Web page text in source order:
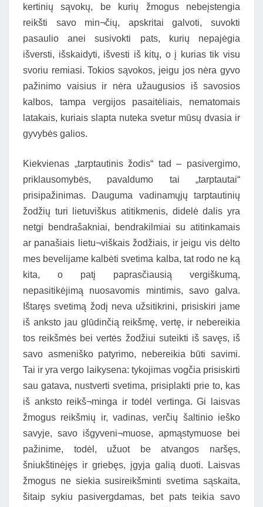
kertinių sąvokų, be kurių žmogus nebeįstengia
reikšti savo min¬čių, apskritai galvoti, suvokti
pasaulio anei susivokti pats, kurių nepajėgia
išversti, išskaidyti, išvesti iš kitų, o į kurias tik visu
svoriu remiasi. Tokios sąvokos, jeigu jos nėra gyvo
pažinimo vaisius ir nėra užaugusios iš savosios
kalbos, tampa vergijos pasaitėliais, nematomais
latakais, kuriais slapta nuteka svetur mūsų dvasia ir
gyvybės galios.
Kiekvienas „tarptautinis žodis“ tad – pasivergimo,
priklausomybės, pavaldumo tai „tarptautai“
prisipažinimas. Dauguma vadinamųjų tarptautinių
žodžių turi lietuviškus atitikmenis, didelė dalis yra
netgi bendrašakniai, bendrakilmiai su atitinkamais
ar panašiais lietu¬viškais žodžiais, ir jeigu vis dėlto
mes bevelijame kalbėti svetima kalba, tat rodo ne ką
kita, o patį paprasčiausią vergiškumą,
nepasitikėjimą nuosavomis mintimis, savo galva.
Ištaręs svetimą žodį neva užsitikrini, prisiskiri jame
iš anksto jau glūdinčią reikšmę, vertę, ir nebereikia
tos reikšmės bei vertės žodžiui suteikti iš savęs, iš
savo asmeniško patyrimo, nebereikia būti savimi.
Tai ir yra vergo laikysena: tykojimas vogčia prisiskirti
sau gatava, nustverti svetima, prisiplakti prie to, kas
iš anksto reikš¬minga ir todėl vertinga. Gi laisvas
žmogus reikšmių ir, vadinas, verčių šaltinio ieško
savyje, savo išgyveni¬muose, apmąstymuose bei
pažinime, todėl, užuot be atvangos naršęs,
šniukštinėjęs ir griebęs, įgyja galią duoti. Laisvas
žmogus ne siekia susireikšminti svetima sąskaita,
šitaip sykiu pasivergdamas, bet pats teikia savo